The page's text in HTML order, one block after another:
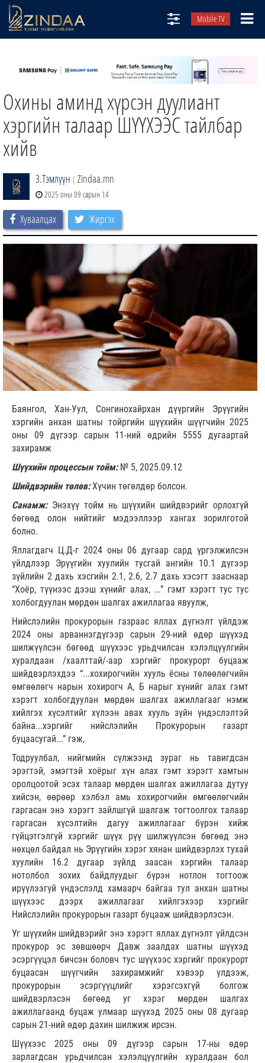
Mobile TV
ТВ8
ӨГЛӨӨНИЙ СОНИН
АУДИО ЗОХИОЛ
ЗИНДАА СЭТГҮҮЛ
Охины аминд хүрсэн дуулиант
хэргийн талаар ШҮҮХЭЭС тайлбар
хийв
З.Тэмлүүн | Zindaa.mn
2025 оны 09 сарын 14
Хуваалцах Жиргэх
Баянгол, Хан-Уул, Сонгинохайрхан дүүргийн Эрүүгийн
хэргийн анхан шатны тойргийн шүүхийн шүүгчийн 2025
оны 09 дүгээр сарын 11-ний өдрийн 5555 дугаартай
захирамж
Шүүхийн процессын тойм:№ 5, 2025.09.12
Шийдвэрийн төлөв:Хүчин төгөлдөр болсон.
Санамж: Энэхүү тойм нь шүүхийн шийдвэрийг орлохгүй
бөгөөд олон нийтийг мэдээллээр хангах зорилготой
болно.
Яллагдагч Ц.Д-г 2024 оны 06 дугаар сард үргэлжилсэн
үйлдлээр Эрүүгийн хуулийн тусгай ангийн 10.1 дүгээр
зүйлийн 2 дахь хэсгийн 2.1, 2.6, 2.7 дахь хэсэгт зааснаар
“Хоёр, түүнээс дээш хүнийг алах, ...” гэмт хэрэгт тус тус
холбогдуулан мөрдөн шалгах ажиллагаа явуулж,
Нийслэлийн прокурорын газраас яллах дүгнэлт үйлдэж
2024 оны арваннэгдүгээр сарын 29-ний өдөр шүүхэд
шилжүүлсэн бөгөөд шүүхээс урьдчилсан хэлэлцүүлгийн
хуралдаан /хаалттай/-аар хэргийг прокурорт буцааж
шийдвэрлэхдээ “...хохирогчийн хууль ёсны төлөөлөгчийн
өмгөөлөгч нарын хохирогч А, Б нарыг хүнийг алах гэмт
хэрэгт холбогдуулан мөрдөн шалгах ажиллагааг нэмж
хийлгэх хүсэлтийг хүлээн авах хууль зүйн үндэслэлтэй
байна...хэргийг нийслэлийн Прокурорын газарт
буцаасугай...” гэж,
Тодруулбал, нийгмийн сүлжээнд зураг нь тавигдсан
эрэгтэй, эмэгтэй хоёрыг хүн алах гэмт хэрэгт хамтын
оролцоотой эсэх талаар мөрдөн шалгах ажиллагаа дутуу
хийсэн, өөрөөр хэлбэл амь хохирогчийн өмгөөлөгчийн
гаргасан энэ хэрэгт зайлшгүй шалгаж тогтоолгох талаар
гаргасан хүсэлтийн дагуу ажиллагааг бүрэн хийж
гүйцэтгэлгүй хэргийг шүүх рүү шилжүүлсэн бөгөөд энэ
нөхцөл байдал нь Эрүүгийн хэрэг хянан шийдвэрлэх тухай
хуулийн 16.2 дугаар зүйлд заасан хэргийн талаар
нотолбол зохих байдлуудыг бүрэн нотлон тогтоож
ирүүлээгүй үндэслэлд хамаарч байгаа тул анхан шатны
шүүхээс дээрх ажиллагааг хийлгэхээр хэргийг
Нийслэлийн прокурорын газарт буцааж шийдвэрлэсэн.
Уг шүүхийн шийдвэрийг энэ хэрэгт яллах дүгнэлт үйлдсэн
прокурор эс зөвшөөрч Давж заалдах шатны шүүхэд
эсэргүүцэл бичсэн боловч тус шүүхээс хэргийг прокурорт
буцаасан шүүгчийн захирамжийг хэвээр үлдээж,
прокурорын эсэргүүцлийг хэрэгсэхгүй болгож
шийдвэрлэсэн бөгөөд уг хэрэг мөрдөн шалгах
ажиллагаанд буцаж улмаар шүүхэд 2025 оны 08 дугаар
сарын 21-ний өдөр дахин шилжиж ирсэн.
Шүүхээс 2025 оны 09 дүгээр сарын 17-ны өдөр
зарлагдсан урьдчилсан хэлэлцүүлгийн хуралдаан бол